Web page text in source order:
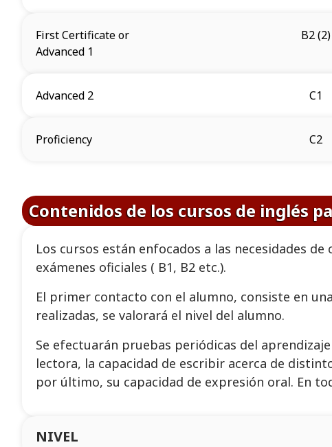
First Certificate or
Advanced 1
B2 (2)
Advanced 2 C1
Proficiency C2
Contenidos de los cursos de inglés
Los cursos están enfocados a las necesidades
exámenes oficiales ( B1, B2 etc.).
El primer contacto con el alumno, consiste en
realizadas, se valorará el nivel del alumno.
Se efectuarán pruebas periódicas del
lectora, la capacidad de escribir acerca de
por último, su capacidad de expresión oral. En
NIVEL